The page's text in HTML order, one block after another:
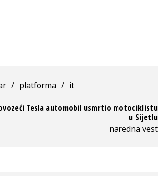
/ platforma / it
Tesla automobil usmrtio motociklistu
u Sijetlu
naredna vest